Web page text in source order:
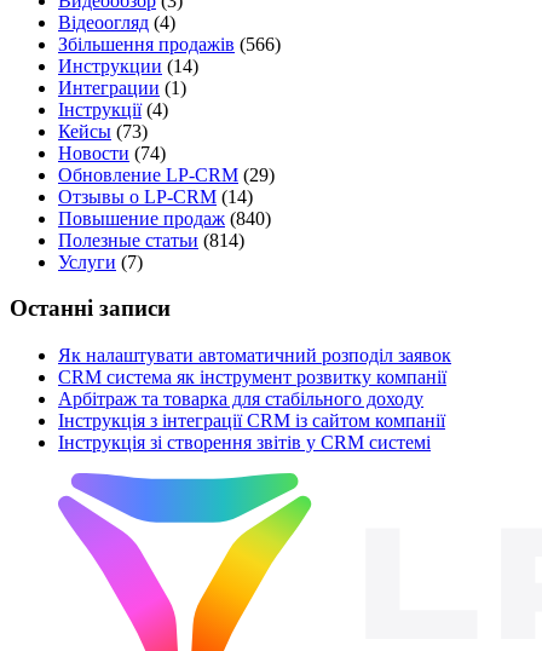
Відеоогляд (4)
Збільшення продажів (566)
Инструкции (14)
Интеграции (1)
Інструкції(4)
Кейсы (73)
Новости (74)
Обновление LP-CRM (29)
Отзывы о LP-CRM (14)
Повышение продаж (840)
Полезные статьи (814)
Услуги (7)
Останні записи
Як налаштувати автоматичний розподіл заявок
CRM система як інструмент розвитку компанії
Арбітраж та товарка для стабільного доходу
Інструкція з інтеграції CRM із сайтом компанії
Інструкція зі створення звітів у CRM системі